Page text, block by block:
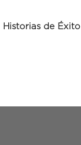
Historias de Éxito